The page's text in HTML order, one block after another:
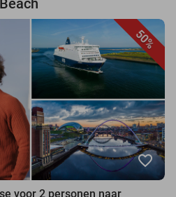
50%
favorite_border
voor 2 personen naar